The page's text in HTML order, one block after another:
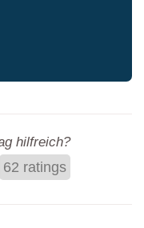
hilfreich?
62 ratings